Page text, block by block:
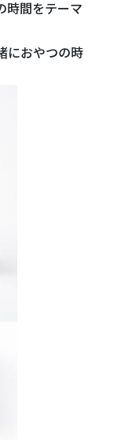
時間をテーマ
におやつの時